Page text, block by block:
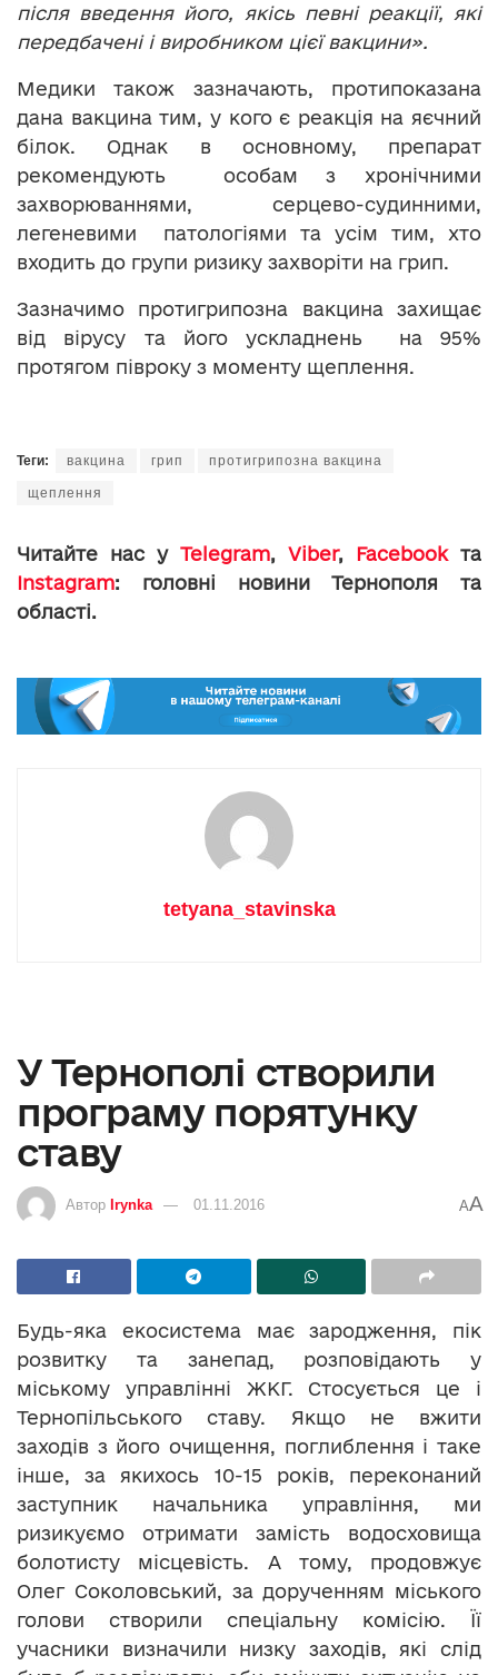
після введення його, якісь певні реакції, які
передбачені і виробником цієї вакцини».
Медики також зазначають, протипоказана
дана вакцина тим, у кого є реакція на яєчний
білок. Однак в основному, препарат
рекомендують особам з хронічними
захворюваннями, серцево-судинними,
легеневими патологіями та усім тим, хто
входить до групи ризику захворіти на грип.
Зазначимо протигрипозна вакцина захищає
від вірусу та його ускладнень на 95%
протягом півроку з моменту щеплення.
Теги: вакцина грип протигрипозна вакцина
щеплення
Читайте нас у Telegram, Viber, Facebookта
Instagram: головні новини Тернополя та
області.
tetyana_stavinska
У Тернополі створили
програму порятунку
ставу
Автор Irynka 01.11.2016 AA
Будь-яка екосистема має зародження, пік
розвитку та занепад, розповідають у
міському управлінні ЖКГ. Стосується це і
Тернопільського ставу. Якщо не вжити
заходів з його очищення, поглиблення і таке
інше, за якихось 10-15 років, переконаний
заступник начальника управління, ми
ризикуємо отримати замість водосховища
болотисту місцевість. А тому, продовжує
Олег Соколовський, за дорученням міського
голови створили спеціальну комісію. Її
учасники визначили низку заходів, які слід